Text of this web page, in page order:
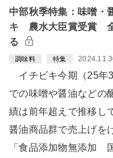
中部秋季特集：味噌・
キ 農水大臣賞受賞
る
調味料 特集
イチビキ今期（25年
での味噌や醤油などの
績は前年超えで推移し
醤油商品群で売上げを
「食品添加物無添加